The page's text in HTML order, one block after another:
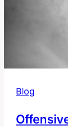
Blog